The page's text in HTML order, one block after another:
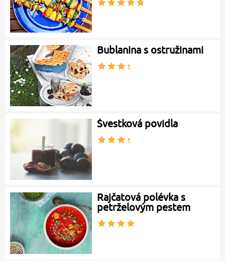
Bublanina s ostružinami
Švestková povidla
Rajčatová polévka s
petrželovým pestem